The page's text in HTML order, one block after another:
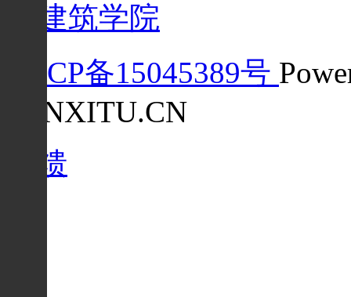
建筑学院
沪ICP备15045389号
FENXITU.CN
反馈